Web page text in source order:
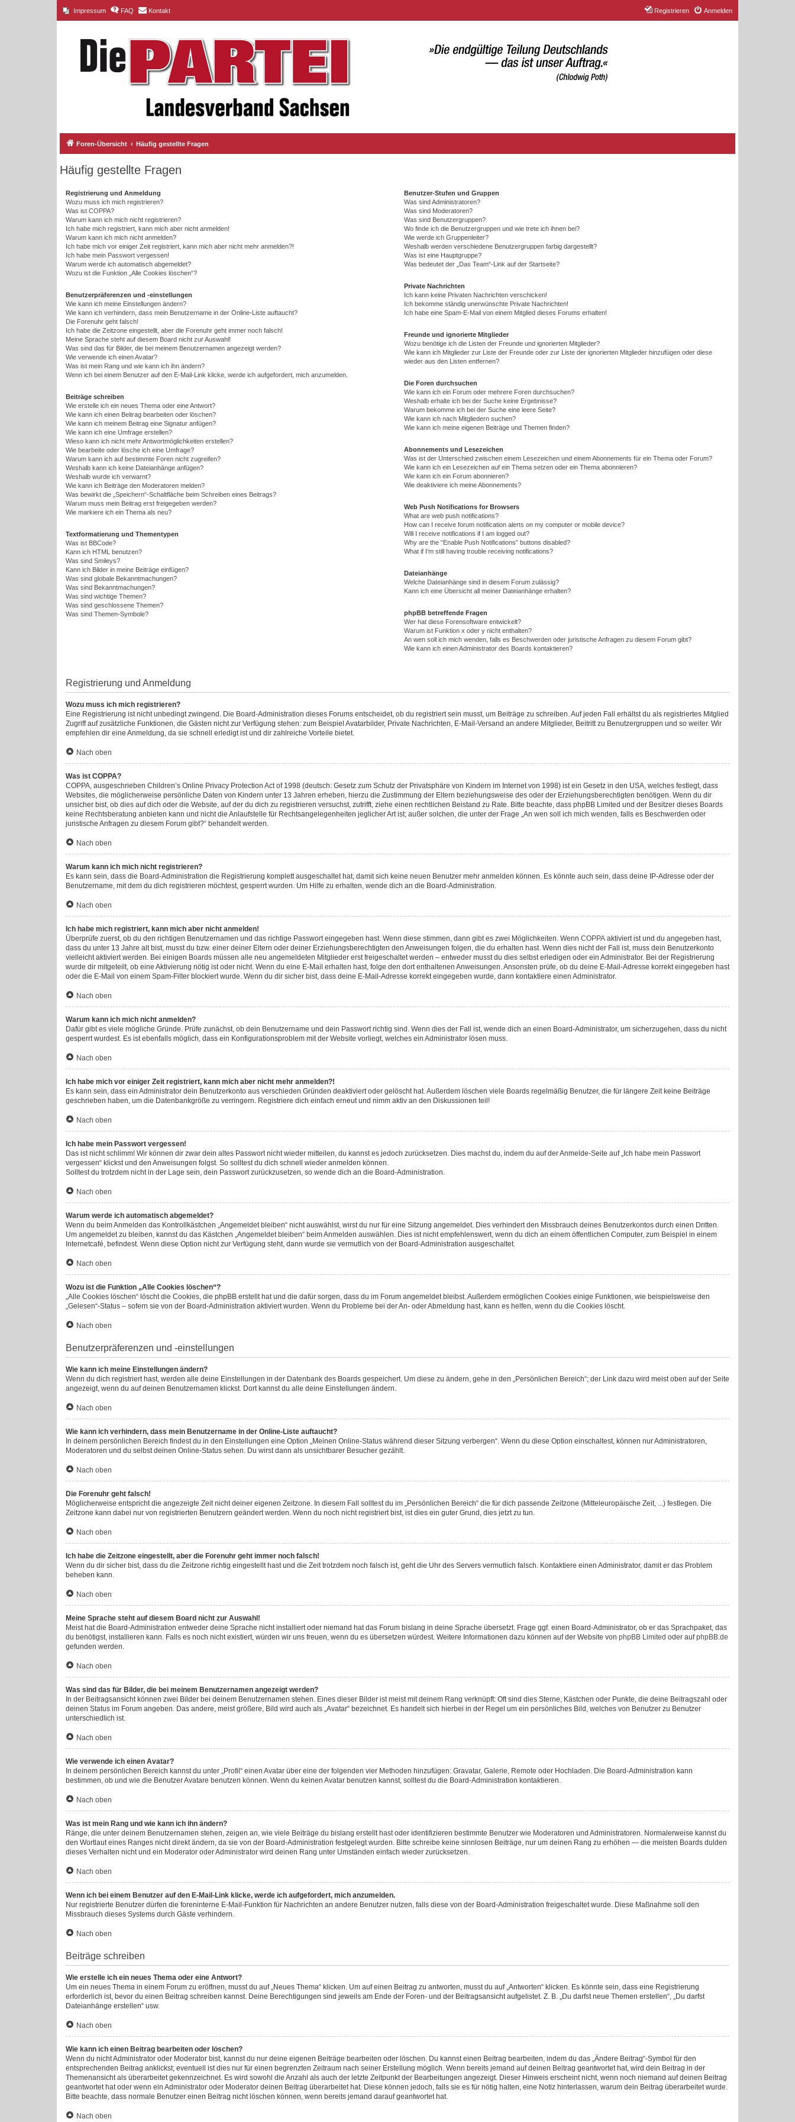
Impressum FAQ Kontakt Anmelden
Registrieren
Foren-Übersicht Häufig gestellte Fragen
Häufig gestellte Fragen
Registrierung und Anmeldung
Wozu muss ich mich registrieren?
Was ist COPPA?
Warum kann ich mich nicht registrieren?
Ich habe mich registriert, kann mich aber nicht anmelden!
Warum kann ich mich nicht anmelden?
Ich habe mich vor einiger Zeit registriert, kann mich aber nicht mehr anmelden?!
Ich habe mein Passwort vergessen!
Warum werde ich automatisch abgemeldet?
Wozu ist die Funktion „Alle Cookies löschen“?
Benutzerpräferenzen und -einstellungen
Wie kann ich meine Einstellungen ändern?
Wie kann ich verhindern, dass mein Benutzername in der Online-Liste auftaucht?
Die Forenuhr geht falsch!
Ich habe die Zeitzone eingestellt, aber die Forenuhr geht immer noch falsch!
Meine Sprache steht auf diesem Board nicht zur Auswahl!
Was sind das für Bilder, die bei meinem Benutzernamen angezeigt werden?
Wie verwende ich einen Avatar?
Was ist mein Rang und wie kann ich ihn ändern?
Wenn ich bei einem Benutzer auf den E-Mail-Link klicke, werde ich aufgefordert, mich anzumelden.
Beiträge schreiben
Wie erstelle ich ein neues Thema oder eine Antwort?
Wie kann ich einen Beitrag bearbeiten oder löschen?
Wie kann ich meinem Beitrag eine Signatur anfügen?
Wie kann ich eine Umfrage erstellen?
Wieso kann ich nicht mehr Antwortmöglichkeiten erstellen?
Wie bearbeite oder lösche ich eine Umfrage?
Warum kann ich auf bestimmte Foren nicht zugreifen?
Weshalb kann ich keine Dateianhänge anfügen?
Weshalb wurde ich verwarnt?
Wie kann ich Beiträge den Moderatoren melden?
Was bewirkt die „Speichern“-Schaltfläche beim Schreiben eines Beitrags?
Warum muss mein Beitrag erst freigegeben werden?
Wie markiere ich ein Thema als neu?
Textformatierung und Thementypen
Was ist BBCode?
Kann ich HTML benutzen?
Was sind Smileys?
Kann ich Bilder in meine Beiträge einfügen?
Was sind globale Bekanntmachungen?
Was sind Bekanntmachungen?
Was sind wichtige Themen?
Was sind geschlossene Themen?
Was sind Themen-Symbole?
Benutzer-Stufen und Gruppen
Was sind Administratoren?
Was sind Moderatoren?
Was sind Benutzergruppen?
Wo finde ich die Benutzergruppen und wie trete ich ihnen bei?
Wie werde ich Gruppenleiter?
Weshalb werden verschiedene Benutzergruppen farbig dargestellt?
Was ist eine Hauptgruppe?
Was bedeutet der „Das Team“-Link auf der Startseite?
Private Nachrichten
Ich kann keine Privaten Nachrichten verschicken!
Ich bekomme ständig unerwünschte Private Nachrichten!
Ich habe eine Spam-E-Mail von einem Mitglied dieses Forums erhalten!
Freunde und ignorierte Mitglieder
Wozu benötige ich die Listen der Freunde und ignorierten Mitglieder?
Wie kann ich Mitglieder zur Liste der Freunde oder zur Liste der ignorierten Mitglieder hinzufügen oder diese
wieder aus den Listen entfernen?
Die Foren durchsuchen
Wie kann ich ein Forum oder mehrere Foren durchsuchen?
Weshalb erhalte ich bei der Suche keine Ergebnisse?
Warum bekomme ich bei der Suche eine leere Seite?
Wie kann ich nach Mitgliedern suchen?
Wie kann ich meine eigenen Beiträge und Themen finden?
Abonnements und Lesezeichen
Was ist der Unterschied zwischen einem Lesezeichen und einem Abonnements für ein Thema oder Forum?
Wie kann ich ein Lesezeichen auf ein Thema setzen oder ein Thema abonnieren?
Wie kann ich ein Forum abonnieren?
Wie deaktiviere ich meine Abonnements?
Web Push Notifications for Browsers
What are web push notifications?
How can I receive forum notification alerts on my computer or mobile device?
Will I receive notifications if I am logged out?
Why are the “Enable Push Notifications” buttons disabled?
What if I’m still having trouble receiving notifications?
Dateianhänge
Welche Dateianhänge sind in diesem Forum zulässig?
Kann ich eine Übersicht all meiner Dateianhänge erhalten?
phpBB betreffende Fragen
Wer hat diese Forensoftware entwickelt?
Warum ist Funktion x oder y nicht enthalten?
An wen soll ich mich wenden, falls es Beschwerden oder juristische Anfragen zu diesem Forum gibt?
Wie kann ich einen Administrator des Boards kontaktieren?
Registrierung und Anmeldung
Wozu muss ich mich registrieren?
Eine Registrierung ist nicht unbedingt zwingend. Die Board-Administration dieses Forums entscheidet, ob du registriert sein musst, um Beiträge zu schreiben. Auf jeden Fall erhältst du als registriertes Mitglied
Zugriff auf zusätzliche Funktionen, die Gästen nicht zur Verfügung stehen: zum Beispiel Avatarbilder, Private Nachrichten, E-Mail-Versand an andere Mitglieder, Beitritt zu Benutzergruppen und so weiter. Wir
empfehlen dir eine Anmeldung, da sie schnell erledigt ist und dir zahlreiche Vorteile bietet.
Nach oben
Was ist COPPA?
COPPA, ausgeschrieben Children’s Online Privacy Protection Act of 1998 (deutsch: Gesetz zum Schutz der Privatsphäre von Kindern im Internet von 1998) ist ein Gesetz in den USA, welches festlegt, dass
Websites, die möglicherweise persönliche Daten von Kindern unter 13 Jahren erheben, hierzu die Zustimmung der Eltern beziehungsweise des oder der Erziehungsberechtigten benötigen. Wenn du dir
unsicher bist, ob dies auf dich oder die Website, auf der du dich zu registrieren versuchst, zutrifft, ziehe einen rechtlichen Beistand zu Rate. Bitte beachte, dass phpBB Limited und der Besitzer dieses Boards
keine Rechtsberatung anbieten kann und nicht die Anlaufstelle für Rechtsangelegenheiten jeglicher Art ist; außer solchen, die unter der Frage „An wen soll ich mich wenden, falls es Beschwerden oder
juristische Anfragen zu diesem Forum gibt?“ behandelt werden.
Nach oben
Warum kann ich mich nicht registrieren?
Es kann sein, dass die Board-Administration die Registrierung komplett ausgeschaltet hat, damit sich keine neuen Benutzer mehr anmelden können. Es könnte auch sein, dass deine IP-Adresse oder der
Benutzername, mit dem du dich registrieren möchtest, gesperrt wurden. Um Hilfe zu erhalten, wende dich an die Board-Administration.
Nach oben
Ich habe mich registriert, kann mich aber nicht anmelden!
Überprüfe zuerst, ob du den richtigen Benutzernamen und das richtige Passwort eingegeben hast. Wenn diese stimmen, dann gibt es zwei Möglichkeiten. Wenn COPPA aktiviert ist und du angegeben hast,
dass du unter 13 Jahre alt bist, musst du bzw. einer deiner Eltern oder deiner Erziehungsberechtigten den Anweisungen folgen, die du erhalten hast. Wenn dies nicht der Fall ist, muss dein Benutzerkonto
vielleicht aktiviert werden. Bei einigen Boards müssen alle neu angemeldeten Mitglieder erst freigeschaltet werden – entweder musst du dies selbst erledigen oder ein Administrator. Bei der Registrierung
wurde dir mitgeteilt, ob eine Aktivierung nötig ist oder nicht. Wenn du eine E-Mail erhalten hast, folge den dort enthaltenen Anweisungen. Ansonsten prüfe, ob du deine E-Mail-Adresse korrekt eingegeben hast
oder die E-Mail von einem Spam-Filter blockiert wurde. Wenn du dir sicher bist, dass deine E-Mail-Adresse korrekt eingegeben wurde, dann kontaktiere einen Administrator.
Nach oben
Warum kann ich mich nicht anmelden?
Dafür gibt es viele mögliche Gründe. Prüfe zunächst, ob dein Benutzername und dein Passwort richtig sind. Wenn dies der Fall ist, wende dich an einen Board-Administrator, um sicherzugehen, dass du nicht
gesperrt wurdest. Es ist ebenfalls möglich, dass ein Konfigurationsproblem mit der Website vorliegt, welches ein Administrator lösen muss.
Nach oben
Ich habe mich vor einiger Zeit registriert, kann mich aber nicht mehr anmelden?!
Es kann sein, dass ein Administrator dein Benutzerkonto aus verschieden Gründen deaktiviert oder gelöscht hat. Außerdem löschen viele Boards regelmäßig Benutzer, die für längere Zeit keine Beiträge
geschrieben haben, um die Datenbankgröße zu verringern. Registriere dich einfach erneut und nimm aktiv an den Diskussionen teil!
Nach oben
Ich habe mein Passwort vergessen!
Das ist nicht schlimm! Wir können dir zwar dein altes Passwort nicht wieder mitteilen, du kannst es jedoch zurücksetzen. Dies machst du, indem du auf der Anmelde-Seite auf „Ich habe mein Passwort
vergessen“ klickst und den Anweisungen folgst. So solltest du dich schnell wieder anmelden können.
Solltest du trotzdem nicht in der Lage sein, dein Passwort zurückzusetzen, so wende dich an die Board-Administration.
Nach oben
Warum werde ich automatisch abgemeldet?
Wenn du beim Anmelden das Kontrollkästchen „Angemeldet bleiben“ nicht auswählst, wirst du nur für eine Sitzung angemeldet. Dies verhindert den Missbrauch deines Benutzerkontos durch einen Dritten.
Um angemeldet zu bleiben, kannst du das Kästchen „Angemeldet bleiben“ beim Anmelden auswählen. Dies ist nicht empfehlenswert, wenn du dich an einem öffentlichen Computer, zum Beispiel in einem
Internetcafé, befindest. Wenn diese Option nicht zur Verfügung steht, dann wurde sie vermutlich von der Board-Administration ausgeschaltet.
Nach oben
Wozu ist die Funktion „Alle Cookies löschen“?
„Alle Cookies löschen“ löscht die Cookies, die phpBB erstellt hat und die dafür sorgen, dass du im Forum angemeldet bleibst. Außerdem ermöglichen Cookies einige Funktionen, wie beispielsweise den
„Gelesen“-Status – sofern sie von der Board-Administration aktiviert wurden. Wenn du Probleme bei der An- oder Abmeldung hast, kann es helfen, wenn du die Cookies löscht.
Nach oben
Benutzerpräferenzen und -einstellungen
Wie kann ich meine Einstellungen ändern?
Wenn du dich registriert hast, werden alle deine Einstellungen in der Datenbank des Boards gespeichert. Um diese zu ändern, gehe in den „Persönlichen Bereich“; der Link dazu wird meist oben auf der Seite
angezeigt, wenn du auf deinen Benutzernamen klickst. Dort kannst du alle deine Einstellungen ändern.
Nach oben
Wie kann ich verhindern, dass mein Benutzername in der Online-Liste auftaucht?
In deinem persönlichen Bereich findest du in den Einstellungen eine Option „Meinen Online-Status während dieser Sitzung verbergen“. Wenn du diese Option einschaltest, können nur Administratoren,
Moderatoren und du selbst deinen Online-Status sehen. Du wirst dann als unsichtbarer Besucher gezählt.
Nach oben
Die Forenuhr geht falsch!
Möglicherweise entspricht die angezeigte Zeit nicht deiner eigenen Zeitzone. In diesem Fall solltest du im „Persönlichen Bereich“ die für dich passende Zeitzone (Mitteleuropäische Zeit, ...) festlegen. Die
Zeitzone kann dabei nur von registrierten Benutzern geändert werden. Wenn du noch nicht registriert bist, ist dies ein guter Grund, dies jetzt zu tun.
Nach oben
Ich habe die Zeitzone eingestellt, aber die Forenuhr geht immer noch falsch!
Wenn du dir sicher bist, dass du die Zeitzone richtig eingestellt hast und die Zeit trotzdem noch falsch ist, geht die Uhr des Servers vermutlich falsch. Kontaktiere einen Administrator, damit er das Problem
beheben kann.
Nach oben
Meine Sprache steht auf diesem Board nicht zur Auswahl!
Meist hat die Board-Administration entweder deine Sprache nicht installiert oder niemand hat das Forum bislang in deine Sprache übersetzt. Frage ggf. einen Board-Administrator, ob er das Sprachpaket, das
du benötigst, installieren kann. Falls es noch nicht existiert, würden wir uns freuen, wenn du es übersetzen würdest. Weitere Informationen dazu können auf der Website von phpBB Limited oder aufphpBB.de
gefunden werden.
Nach oben
Was sind das für Bilder, die bei meinem Benutzernamen angezeigt werden?
In der Beitragsansicht können zwei Bilder bei deinem Benutzernamen stehen. Eines dieser Bilder ist meist mit deinem Rang verknüpft: Oft sind dies Sterne, Kästchen oder Punkte, die deine Beitragszahl oder
deinen Status im Forum angeben. Das andere, meist größere, Bild wird auch als „Avatar“ bezeichnet. Es handelt sich hierbei in der Regel um ein persönliches Bild, welches von Benutzer zu Benutzer
unterschiedlich ist.
Nach oben
Wie verwende ich einen Avatar?
In deinem persönlichen Bereich kannst du unter „Profil“ einen Avatar über eine der folgenden vier Methoden hinzufügen: Gravatar, Galerie, Remote oder Hochladen. Die Board-Administration kann
bestimmen, ob und wie die Benutzer Avatare benutzen können. Wenn du keinen Avatar benutzen kannst, solltest du die Board-Administration kontaktieren.
Nach oben
Was ist mein Rang und wie kann ich ihn ändern?
Ränge, die unter deinem Benutzernamen stehen, zeigen an, wie viele Beiträge du bislang erstellt hast oder identifizieren bestimmte Benutzer wie Moderatoren und Administratoren. Normalerweise kannst du
den Wortlaut eines Ranges nicht direkt ändern, da sie von der Board-Administration festgelegt wurden. Bitte schreibe keine sinnlosen Beiträge, nur um deinen Rang zu erhöhen — die meisten Boards dulden
dieses Verhalten nicht und ein Moderator oder Administrator wird deinen Rang unter Umständen einfach wieder zurücksetzen.
Nach oben
Wenn ich bei einem Benutzer auf den E-Mail-Link klicke, werde ich aufgefordert, mich anzumelden.
Nur registrierte Benutzer dürfen die foreninterne E-Mail-Funktion für Nachrichten an andere Benutzer nutzen, falls diese von der Board-Administration freigeschaltet wurde. Diese Maßnahme soll den
Missbrauch dieses Systems durch Gäste verhindern.
Nach oben
Beiträge schreiben
Wie erstelle ich ein neues Thema oder eine Antwort?
Um ein neues Thema in einem Forum zu eröffnen, musst du auf „Neues Thema“ klicken. Um auf einen Beitrag zu antworten, musst du auf „Antworten“ klicken. Es könnte sein, dass eine Registrierung
erforderlich ist, bevor du einen Beitrag schreiben kannst. Deine Berechtigungen sind jeweils am Ende der Foren- und der Beitragsansicht aufgelistet. Z. B. „Du darfst neue Themen erstellen“, „Du darfst
Dateianhänge erstellen“ usw.
Nach oben
Wie kann ich einen Beitrag bearbeiten oder löschen?
Wenn du nicht Administrator oder Moderator bist, kannst du nur deine eigenen Beiträge bearbeiten oder löschen. Du kannst einen Beitrag bearbeiten, indem du das „Ändere Beitrag“-Symbol für den
entsprechenden Beitrag anklickst; eventuell ist dies nur für einen begrenzten Zeitraum nach seiner Erstellung möglich. Wenn bereits jemand auf deinen Beitrag geantwortet hat, wird dein Beitrag in der
Themenansicht als überarbeitet gekennzeichnet. Es wird sowohl die Anzahl als auch der letzte Zeitpunkt der Bearbeitungen angezeigt. Dieser Hinweis erscheint nicht, wenn noch niemand auf deinen Beitrag
geantwortet hat oder wenn ein Administrator oder Moderator deinen Beitrag überarbeitet hat. Diese können jedoch, falls sie es für nötig halten, eine Notiz hinterlassen, warum dein Beitrag überarbeitet wurde.
Bitte beachte, dass normale Benutzer einen Beitrag nicht löschen können, wenn bereits jemand darauf geantwortet hat.
Nach oben